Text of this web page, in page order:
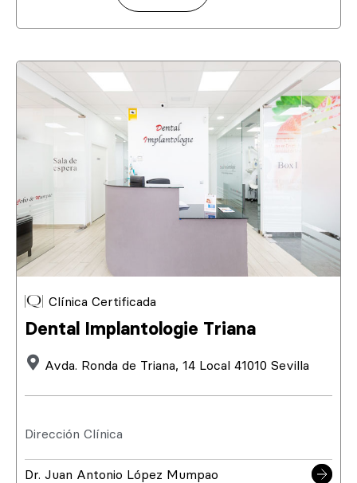
Clínica Certificada
Dental Implantologie Triana
Avda. Ronda de Triana, 14 Local 41010 Sevilla
Dirección Clínica
Dr. Juan Antonio López Mumpao